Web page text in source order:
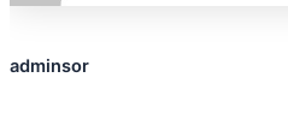
adminsor